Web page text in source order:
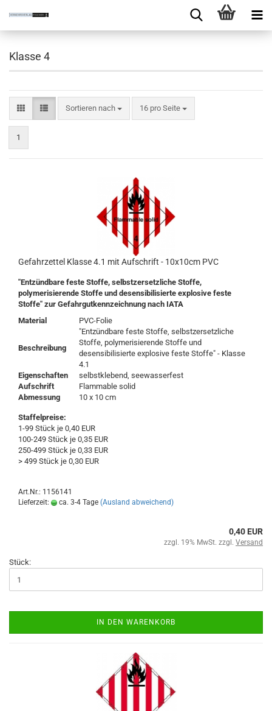
Klasse 4
Sortieren nach 16 pro Seite
1
Gefahrzettel Klasse 4.1 mit Aufschrift - 10x10cm PVC
"Entzündbare feste Stoffe, selbstzersetzliche Stoffe,
polymerisierende Stoffe und desensibilisierte explosive feste
Stoffe" zur Gefahrgutkennzeichnung nach IATA
Material
PVC-Folie
Beschreibung
"Entzündbare feste Stoffe, selbstzersetzliche
Stoffe, polymerisierende Stoffe und
desensibilisierte explosive feste Stoffe" - Klasse
4.1
Eigenschaften
selbstklebend, seewasserfest
Aufschrift
Flammable solid
Abmessung
10 x 10 cm
Staffelpreise:
1-99 Stück je 0,40 EUR
100-249 Stück je 0,35 EUR
250-499 Stück je 0,33 EUR
> 499 Stück je 0,30 EUR
Art.Nr.: 1156141
Lieferzeit:
ca. 3-4 Tage (Ausland abweichend)
0,40 EUR
zzgl. 19% MwSt. zzgl. Versand
Stück:
IN DEN WARENKORB